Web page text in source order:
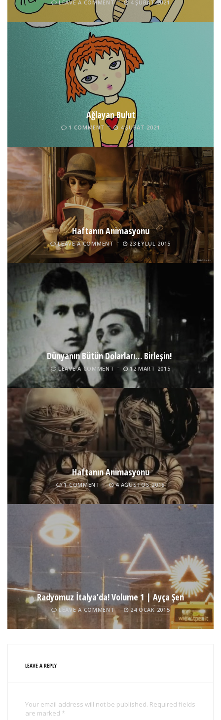
LEAVE A COMMENT 4 ŞUBAT 2021
Ağlayan Bulut
1 COMMENT 4 ŞUBAT 2021
Haftanın Animasyonu
LEAVE A COMMENT 23 EYLÜL 2015
Dünyanın Bütün Dolarları… Birleşin!
LEAVE A COMMENT 12 MART 2015
Haftanın Animasyonu
1 COMMENT 4 AĞUSTOS 2015
Radyomuz İtalya’da! Volume 1 | Ayça Şen
LEAVE A COMMENT 24 OCAK 2015
LEAVE A REPLY
Your email address will not be published. Required fields
are marked *